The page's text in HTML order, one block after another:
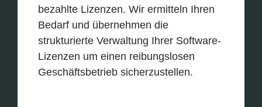
bezahlte Lizenzen. Wir ermitteln Ihren
Bedarf und übernehmen die
strukturierte Verwaltung Ihrer Software-
Lizenzen um einen reibungslosen
Geschäftsbetrieb sicherzustellen.